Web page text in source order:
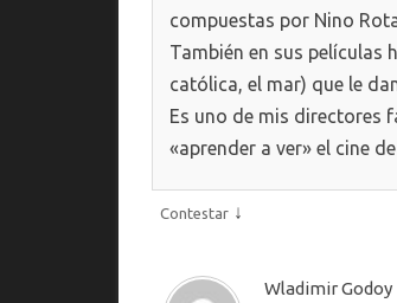
compuestas por Nino
También en sus películas
católica, el mar) que le
Es uno de mis directores
«aprender a ver» el cine
Contestar ↓
Wladimir Godoy